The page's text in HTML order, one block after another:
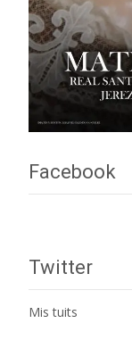
Facebook
Twitter
Mis tuits